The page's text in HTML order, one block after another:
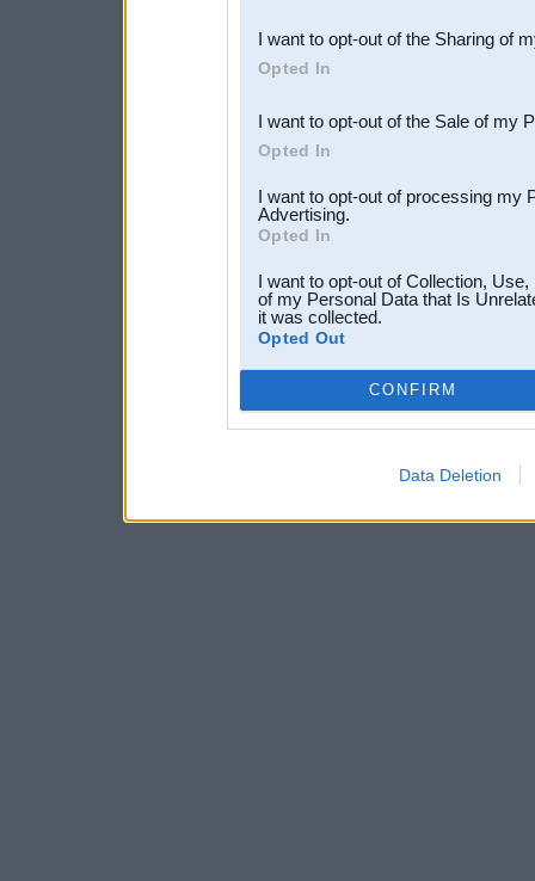
Downstream Participants
third parties.
I want to opt-out of the Sharing of
Opted In
I want to opt-out of the Sale of my
Opted In
I want to opt-out of processing my
Advertising.
Opted In
I want to opt-out of Collection,
of my Personal Data that Is
it was collected.
Opted Out
CONFIRM
Data Deletion